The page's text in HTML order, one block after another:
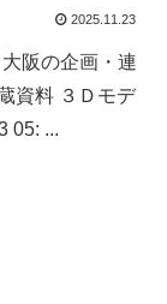
2025.11.23
大阪の企画・連
資料 ３Ｄモデ
05: ...